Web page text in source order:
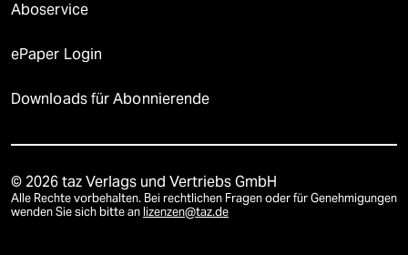
Aboservice
ePaper Login
Downloads für Abonnierende
© 2026 taz Verlags und Vertriebs GmbH
Alle Rechte vorbehalten. Bei rechtlichen Fragen oder für Genehmigungen
wenden Sie sich bitte an lizenzen@taz.de